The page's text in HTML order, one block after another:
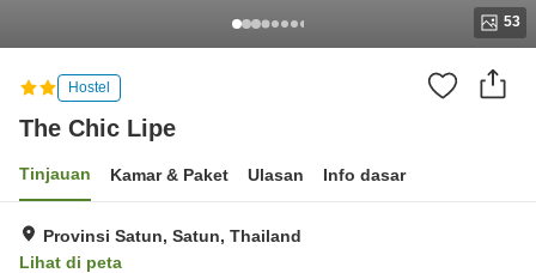
53
Hostel
The Chic Lipe
Tinjauan Kamar & Paket Ulasan Info dasar
Provinsi Satun, Satun, Thailand
Lihat di peta